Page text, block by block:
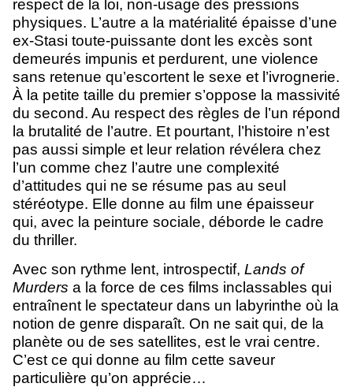
respect de la loi, non-usage des pressions
physiques. L’autre a la matérialité épaisse d’une
ex-Stasi toute-puissante dont les excès sont
demeurés impunis et perdurent, une violence
sans retenue qu’escortent le sexe et l’ivrognerie.
À la petite taille du premier s’oppose la massivité
du second. Au respect des règles de l’un répond
la brutalité de l’autre. Et pourtant, l’histoire n’est
pas aussi simple et leur relation révélera chez
l’un comme chez l’autre une complexité
d’attitudes qui ne se résume pas au seul
stéréotype. Elle donne au film une épaisseur
qui, avec la peinture sociale, déborde le cadre
du thriller.
Avec son rythme lent, introspectif, Lands of
Murders a la force de ces films inclassables qui
entraînent le spectateur dans un labyrinthe où la
notion de genre disparaît. On ne sait qui, de la
planète ou de ses satellites, est le vrai centre.
C’est ce qui donne au film cette saveur
particulière qu’on apprécie…